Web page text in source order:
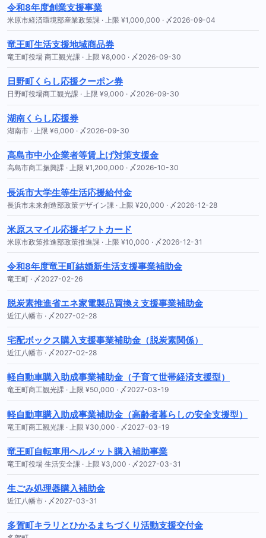
令和8年度創業支援事業
米原市経済環境部産業政策課 · 上限 ¥1,000,000 · 〆2026-09-04
竜王町生活支援地域商品券
竜王町役場 商工観光課 · 上限 ¥8,000 · 〆2026-09-30
日野町くらし応援クーポン券
日野町役場商工観光課 · 上限 ¥9,000 · 〆2026-09-30
湖南くらし応援券
湖南市 · 上限 ¥6,000 · 〆2026-09-30
高島市中小企業者等賃上げ対策支援金
高島市商工振興課 · 上限 ¥1,200,000 · 〆2026-10-30
長浜市大学生等生活応援給付金
長浜市未来創造部政策デザイン課 · 上限 ¥20,000 · 〆2026-12-28
米原スマイル応援ギフトカード
米原市政策推進部政策推進課 · 上限 ¥10,000 · 〆2026-12-31
令和8年度竜王町結婚新生活支援事業補助金
竜王町 · 〆2027-02-26
脱炭素推進省エネ家電製品買換え支援事業補助金
近江八幡市 · 〆2027-02-28
宅配ボックス購入支援事業補助金（脱炭素関係）
近江八幡市 · 〆2027-02-28
軽自動車購入助成事業補助金（子育て世帯経済支援型）
竜王町商工観光課 · 上限 ¥50,000 · 〆2027-03-19
軽自動車購入助成事業補助金（高齢者暮らしの安全支援型）
竜王町商工観光課 · 上限 ¥30,000 · 〆2027-03-19
竜王町自転車用ヘルメット購入補助事業
竜王町役場 生活安全課 · 上限 ¥3,000 · 〆2027-03-31
生ごみ処理器購入補助金
近江八幡市 · 〆2027-03-31
多賀町キラリとひかるまちづくり活動支援交付金